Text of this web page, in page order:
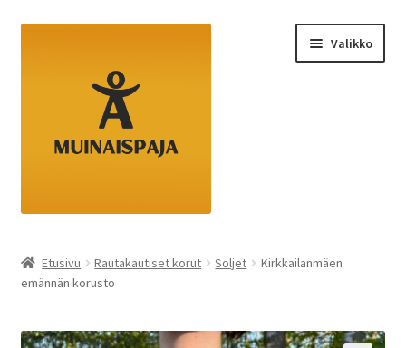
Valikko
Kassa
Ostoskori
Etusivu Rautakautiset korut Soljet
Kirkkailanmäen
emännän korusto